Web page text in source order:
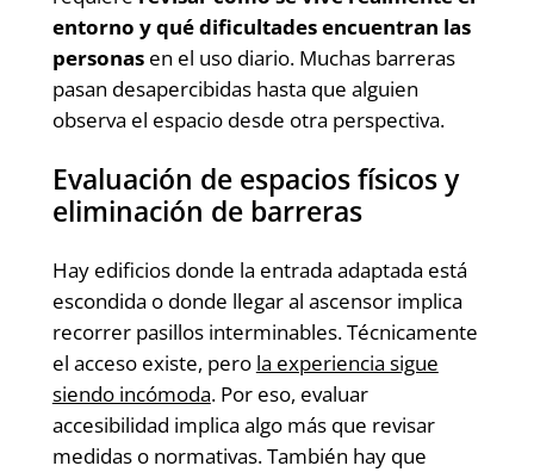
entorno y qué dificultades encuentran las
personasen el uso diario. Muchas barreras
pasan desapercibidas hasta que alguien
observa el espacio desde otra perspectiva.
Evaluación de espacios físicos y
eliminación de barreras
Hay edificios donde la entrada adaptada está
escondida o donde llegar al ascensor implica
recorrer pasillos interminables. Técnicamente
el acceso existe, pero la experiencia sigue
siendo incómoda. Por eso, evaluar
accesibilidad implica algo más que revisar
medidas o normativas. También hay que